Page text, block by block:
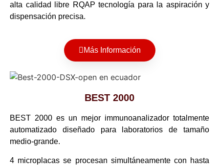
alta calidad libre RQAP tecnología para la aspiración y
dispensación precisa.
Más Información
BEST 2000
BEST 2000 es un mejor immunoanalizador totalmente
automatizado diseñado para laboratorios de tamaño
medio-grande.
4 microplacas se procesan simultáneamente con hasta